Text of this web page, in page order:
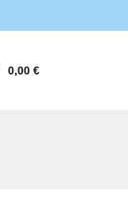
0,00 €